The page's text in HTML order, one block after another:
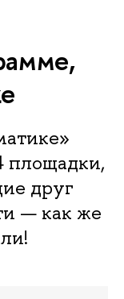
площадки,
друг
— как же